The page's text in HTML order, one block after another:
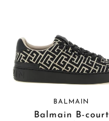
BALMAIN
Balmain B-court